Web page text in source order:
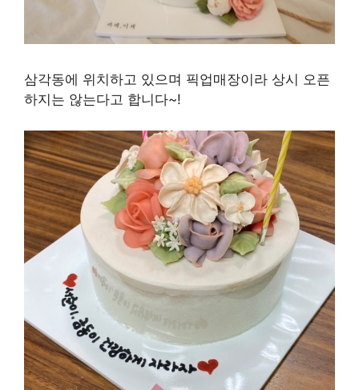
삼각동에 위치하고 있으며 픽업매장이라 상시 오픈
하지는 않는다고 합니다~!